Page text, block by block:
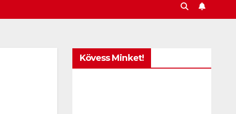
Kövess Minket!